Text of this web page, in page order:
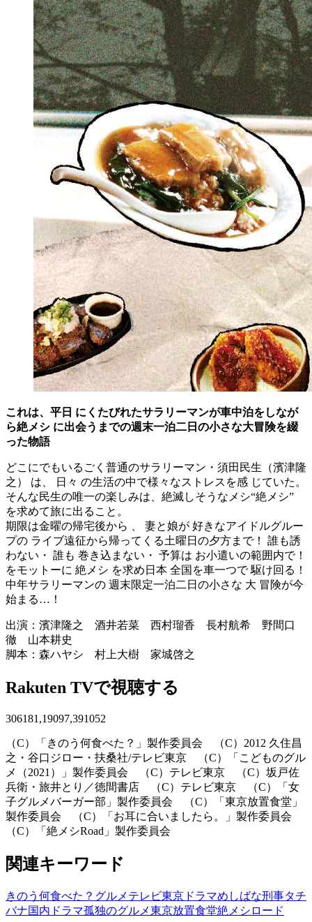
これは、平日 にくたびれたサラリーマンが車中泊をしなが
ら絶メシ に出会うまでの週末一泊二日の小さな大冒険を綴
った物語
どこにでもいるごく普通のサラリーマン・須田民生（濱津隆
之） は、 日々 の生活の中で様々なストレスを感 じていた。
そんな民生の唯一の楽しみは、絶滅しそうなメシ“絶メシ”
を求めて旅に出ること。
期限は金曜の帰宅後から 、 妻と娘が 好きなアイドルグルー
プの ライブ遠征から帰ってくる土曜日の夕方まで！ 誰も誘
わない・ 誰も 巻き込まない・ 予算は お小遣いの範囲内で！
をモットーに 絶メシ を求め日本 全国を車一つで 駆け回る！
中年サラリーマンの 週末限定一泊二日の小さな 大 冒険が今
始まる…！
出演：濱津隆之 酒井若菜 西村瑠香 長村航希 野間口
徹 山本耕史
脚本：森ハヤシ 村上大樹 家城啓之
Rakuten TVで視聴する
306181,19097,391052
（C）「きのう何食べた？」製作委員会 （C）2012 久住昌
之・谷口ジロー・扶桑社/テレビ東京 （C）「こどものグル
メ（2021）」製作委員会 （C）テレビ東京 （C）坂戸佐
兵衛・旅井とり／徳間書店 （C）テレビ東京 （C）「女
子グルメバーガー部」製作委員会 （C）「東京放置食堂」
製作委員会 （C）「お耳に合いましたら。」製作委員会
（C）「絶メシRoad」製作委員会
関連キーワード
きのう何食べた？ グルメ テレビ東京 ドラマめしばな刑事タチ
バナ国内ドラマ孤独のグルメ東京放置食堂絶メシロード